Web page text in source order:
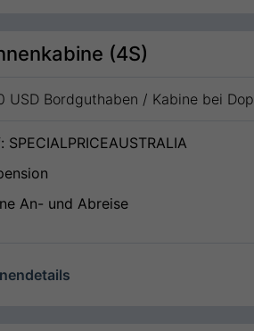
(4S)
USD Bordguthaben / Kabine bei
SPECIALPRICEAUSTRALIA
An- und Abreise